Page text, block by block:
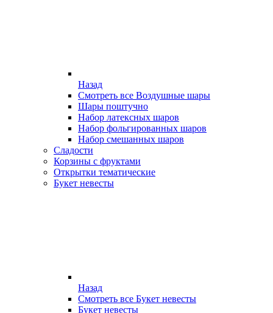
Назад
Смотреть все Воздушные шары
Шары поштучно
Набор латексных шаров
Набор фольгированных шаров
Набор смешанных шаров
Сладости
Корзины с фруктами
Открытки тематические
Букет невесты
Назад
Смотреть все Букет невесты
Букет невесты